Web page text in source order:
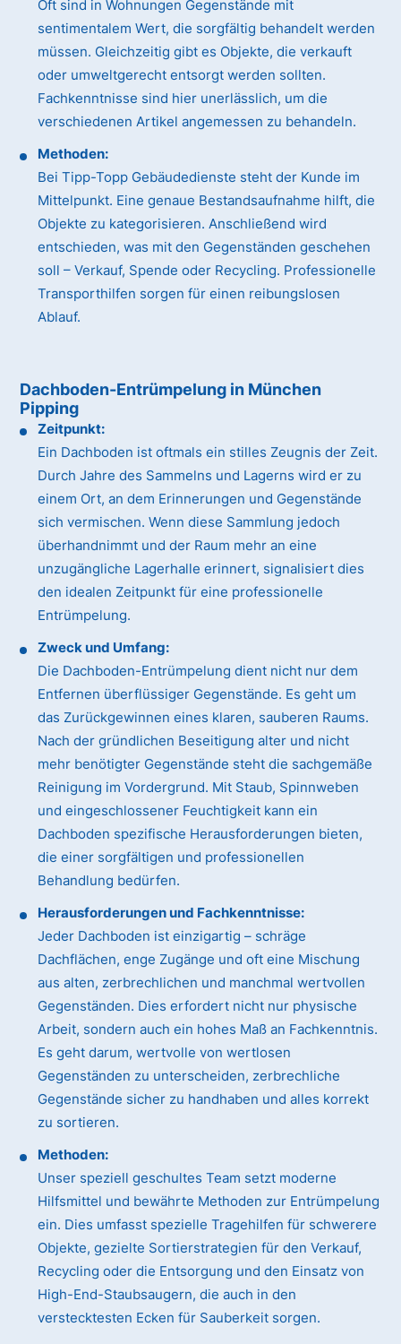
Oft sind in Wohnungen Gegenstände mit
sentimentalem Wert, die sorgfältig behandelt werden
müssen. Gleichzeitig gibt es Objekte, die verkauft
oder umweltgerecht entsorgt werden sollten.
Fachkenntnisse sind hier unerlässlich, um die
verschiedenen Artikel angemessen zu behandeln.
Methoden:
Bei Tipp-Topp Gebäudedienste steht der Kunde im
Mittelpunkt. Eine genaue Bestandsaufnahme hilft, die
Objekte zu kategorisieren. Anschließend wird
entschieden, was mit den Gegenständen geschehen
soll – Verkauf, Spende oder Recycling. Professionelle
Transporthilfen sorgen für einen reibungslosen
Ablauf.
Dachboden-Entrümpelung in München
Pipping
Zeitpunkt:
Ein Dachboden ist oftmals ein stilles Zeugnis der Zeit.
Durch Jahre des Sammelns und Lagerns wird er zu
einem Ort, an dem Erinnerungen und Gegenstände
sich vermischen. Wenn diese Sammlung jedoch
überhandnimmt und der Raum mehr an eine
unzugängliche Lagerhalle erinnert, signalisiert dies
den idealen Zeitpunkt für eine professionelle
Entrümpelung.
Zweck und Umfang:
Die Dachboden-Entrümpelung dient nicht nur dem
Entfernen überflüssiger Gegenstände. Es geht um
das Zurückgewinnen eines klaren, sauberen Raums.
Nach der gründlichen Beseitigung alter und nicht
mehr benötigter Gegenstände steht die sachgemäße
Reinigung im Vordergrund. Mit Staub, Spinnweben
und eingeschlossener Feuchtigkeit kann ein
Dachboden spezifische Herausforderungen bieten,
die einer sorgfältigen und professionellen
Behandlung bedürfen.
Herausforderungen und Fachkenntnisse:
Jeder Dachboden ist einzigartig – schräge
Dachflächen, enge Zugänge und oft eine Mischung
aus alten, zerbrechlichen und manchmal wertvollen
Gegenständen. Dies erfordert nicht nur physische
Arbeit, sondern auch ein hohes Maß an Fachkenntnis.
Es geht darum, wertvolle von wertlosen
Gegenständen zu unterscheiden, zerbrechliche
Gegenstände sicher zu handhaben und alles korrekt
zu sortieren.
Methoden:
Unser speziell geschultes Team setzt moderne
Hilfsmittel und bewährte Methoden zur Entrümpelung
ein. Dies umfasst spezielle Tragehilfen für schwerere
Objekte, gezielte Sortierstrategien für den Verkauf,
Recycling oder die Entsorgung und den Einsatz von
High-End-Staubsaugern, die auch in den
verstecktesten Ecken für Sauberkeit sorgen.